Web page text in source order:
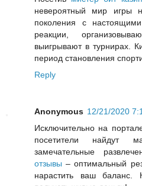
невероятный мир игры
поколения с
реакции,
выигрывают в турнирах.
период становления
Reply
Anonymous 12/21/2020
Исключительно на
посетители найдут
замечательные
отзывы – оптимальный
нарастить ваш баланс.